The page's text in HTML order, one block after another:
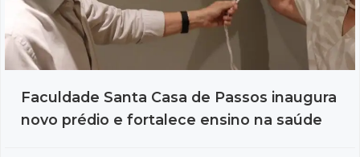
Faculdade Santa Casa de Passos inaugura
novo prédio e fortalece ensino na saúde